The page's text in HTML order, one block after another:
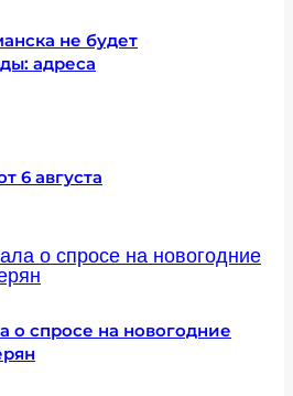
не будет
адреса
6 августа
о спросе на новогодние